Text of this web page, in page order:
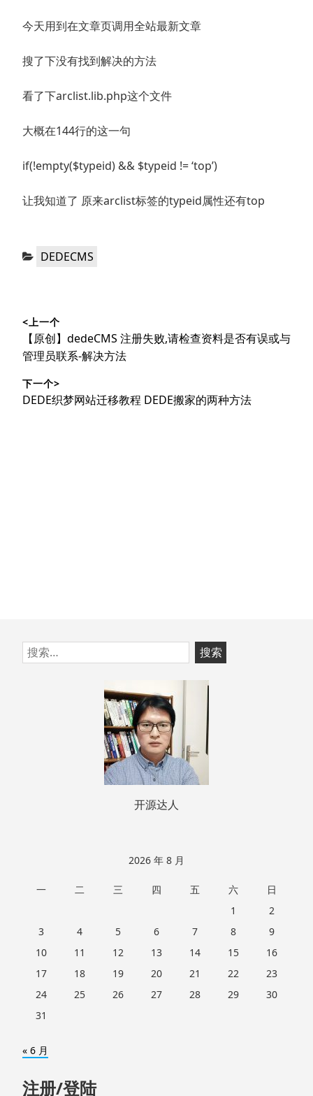
今天用到在文章页调用全站最新文章
搜了下没有找到解决的方法
看了下arclist.lib.php这个文件
大概在144行的这一句
if(!empty($typeid) && $typeid != ‘top’)
让我知道了 原来arclist标签的typeid属性还有top
分
DEDECMS
章
导
航
<上一个
上
篇
章：
【原创】dedeCMS 注册失败,请检查资料是否有误或与
管理员联系-解决方法
下一个>
下
DEDE织梦网站迁移教程 DEDE搬家的两种方法
跳
至
搜
索：
开源达人
2026 年 8 月
一 二 三 四 五 六
日
1
2
3
4 5 6 7 8
9
10
11 12 13 14 15
16
17
18 19 20 21 22
23
24
25 26 27 28 29
30
31
« 6 月
注册/登陆